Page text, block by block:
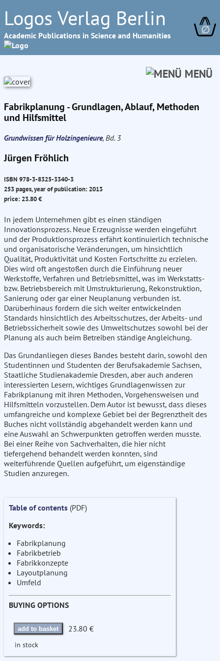
Logos Verlag Berlin
Academic Publications in Science and Humanities ∅
MENÜ
Fabrikplanung - Grundlagen, Ablauf, Methoden
und Hilfsmittel
Grundwissen für Holzingenieure, Bd. 3
Jürgen Fröhlich
ISBN 978-3-8325-3340-3
253 pages, year of publication: 2013
price: 23.80 €
In jedem Unternehmen gibt es einen ständigen
Innovationsprozess. Neue Erzeugnisse werden eingeführt
und der Produktionsprozess erfährt kontinuierlich technische
und organisatorische Veränderungen, um hinsichtlich
Qualität, Produktivität und Kosten Fortschritte zu erzielen.
Dies wird oft angestoßen durch die Einführung neuer
Werkstoffe, Verfahren und Betriebsmittel, was im Werkstatts-
bzw. Betriebsbereich mit Umstrukturierung, Rekonstruktion,
Sanierung oder gar einer Neuplanung verbunden ist.
Darüberhinaus fordern die sich weiter entwickelnden
Standards hinsichtlich des Arbeitsschutzes, der Arbeits- und
Betriebssicherheit sowie des Umweltschutzes sowohl bei der
Planung als auch beim Betreiben ständige Angleichung.
Das Grundanliegen dieses Bandes besteht darin, sowohl den
Studentinnen und Studenten der Berufsakademie Sachsen,
Staatliche Studienakademie Dresden, aber auch anderen
interessierten Lesern, wichtiges Grundlagenwissen zur
Fabrikplanung mit ihren Methoden, Vorgehensweisen und
Hilfsmitteln vorzustellen. Dem Autor ist bewusst, dass dieses
umfangreiche und komplexe Gebiet bei der Begrenztheit des
Buches nicht vollständig abgehandelt werden kann und
eine Auswahl an Schwerpunkten getroffen werden musste.
Bei einer Reihe von Sachverhalten, die hier nicht
tiefergehend behandelt werden konnten, sind
weiterführende Quellen aufgeführt, um eigenständige
Studien anzuregen.
Table of contents (PDF)
Keywords:
Fabrikplanung
Fabrikbetrieb
Fabrikkonzepte
Layoutplanung
Umfeld
BUYING OPTIONS
add to basket 23.80 €
in stock